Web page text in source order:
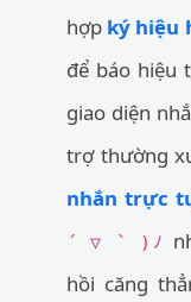
hợp ký hiệu
để báo hiệu
giao diện
trợ thường
nhắn trực
´ ▽ ` )ﾉ
hồi căng